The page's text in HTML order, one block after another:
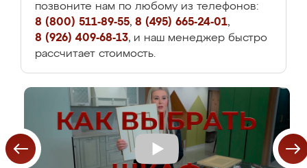
позвоните нам по любому из телефонов:
8 (800) 511-89-55, 8 (495) 665-24-01,
8 (926) 409-68-13, и наш менеджер быстро
рассчитает стоимость.